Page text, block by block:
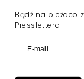
Bądź na bieżaco
Presslettera